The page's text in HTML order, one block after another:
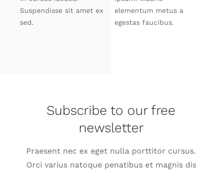
Suspendisse sit amet ex
sed.
elementum metus a
egestas faucibus.
Subscribe to our free
newsletter
Praesent nec ex eget nulla porttitor cursus.
Orci varius natoque penatibus et magnis dis